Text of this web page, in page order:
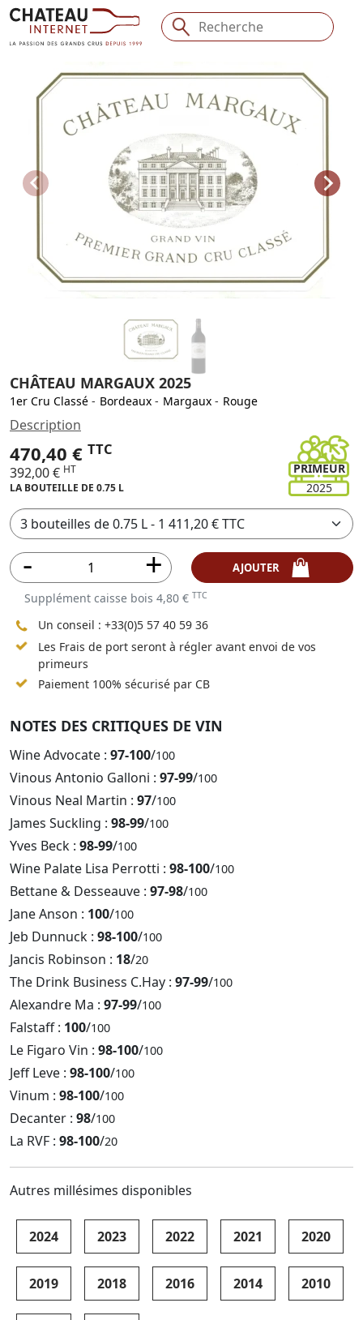
CHÂTEAU MARGAUX 2025
1er Cru Classé - Bordeaux - Margaux - Rouge
PRIMEUR
2025
Description
470,40 € TTC
392,00 € HT
LA BOUTEILLE DE 0.75 L
Supplément caisse bois 4,80 € TTC
Un conseil : +33(0)5 57 40 59 36
Les Frais de port seront à régler avant envoi de vos
primeurs
Paiement 100% sécurisé par CB
NOTES DES CRITIQUES DE VIN
Wine Advocate : 97-100/100
Vinous Antonio Galloni : 97-99/100
Vinous Neal Martin : 97/100
James Suckling : 98-99/100
Yves Beck : 98-99/100
Wine Palate Lisa Perrotti : 98-100/100
Bettane & Desseauve : 97-98/100
Jane Anson : 100/100
Jeb Dunnuck : 98-100/100
Jancis Robinson : 18/20
The Drink Business C.Hay : 97-99/100
Alexandre Ma : 97-99/100
Falstaff : 100/100
Le Figaro Vin : 98-100/100
Jeff Leve : 98-100/100
Vinum : 98-100/100
Decanter : 98/100
La RVF : 98-100/20
Autres millésimes disponibles
2024 2023 2022 2021 2020
2019 2018 2016 2014 2010